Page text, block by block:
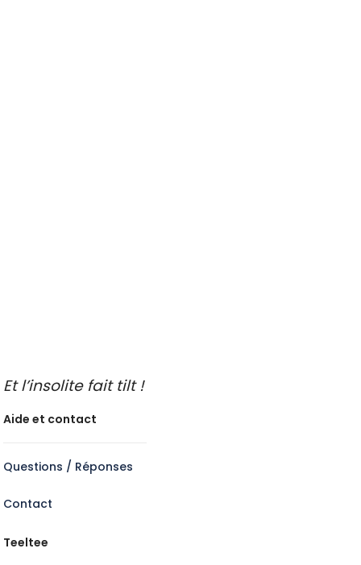
Et l’insolite fait tilt !
Aide et contact
Questions / Réponses
Contact
Teeltee